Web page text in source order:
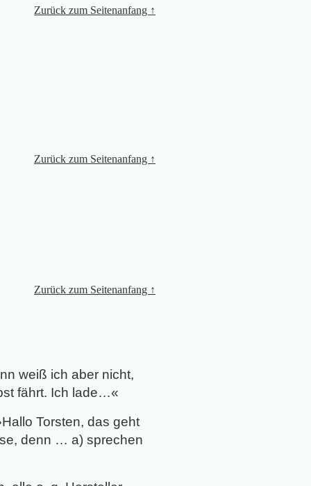
Zurück zum Seitenanfang ↑
Zurück zum Seitenanfang ↑
Zurück zum Seitenanfang ↑
weiß ich aber nicht,
fährt. Ich lade…«
Hallo Torsten, das geht
denn … a) sprechen